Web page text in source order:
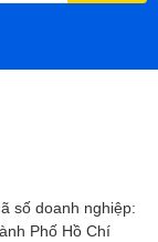
số doanh nghiệp:
Phố Hồ Chí